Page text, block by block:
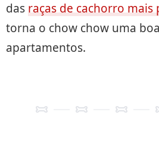
das raças de cachorro mais
torna o chow chow uma
apartamentos.